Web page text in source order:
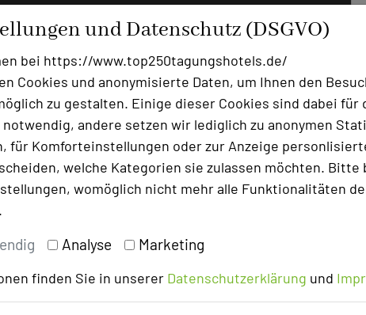
und Datenschutz (DSGVO)
bei https://www.top250tagungshotels.de/
Cookies und anonymisierte Daten, um Ihnen den
zu gestalten. Einige dieser Cookies sind dabei für
andere setzen wir lediglich zu anonymen
für Komforteinstellungen oder zur Anzeige
welche Kategorien sie zulassen möchten. Bitte
womöglich nicht mehr alle Funktionalitäten
Analyse Marketing
finden Sie in unserer Datenschutzerklärung und
pro Teilnehmer während der beschriebenen
(15. März 2026) in Abstimmung mit den
Fehlerhafte Angaben fallen in die
resultieren aus Preiserhöhungen nach
hingewiesen, dass Preise saisonalen
in Deutschland" entnommen.